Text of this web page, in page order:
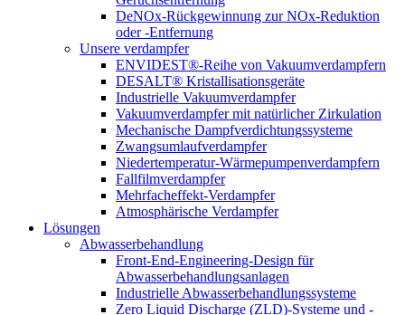
DeNOx-Rückgewinnung zur NOx-Reduktion
oder -Entfernung
Unsere verdampfer
ENVIDEST®-Reihe von Vakuumverdampfern
DESALT® Kristallisationsgeräte
Industrielle Vakuumverdampfer
Vakuumverdampfer mit natürlicher Zirkulation
Mechanische Dampfverdichtungssysteme
Zwangsumlaufverdampfer
Niedertemperatur-Wärmepumpenverdampfern
Fallfilmverdampfer
Mehrfacheffekt-Verdampfer
Atmosphärische Verdampfer
Lösungen
Abwasserbehandlung
Front-End-Engineering-Design für
Abwasserbehandlungsanlagen
Industrielle Abwasserbehandlungssysteme
Zero Liquid Discharge (ZLD)-Systeme und -